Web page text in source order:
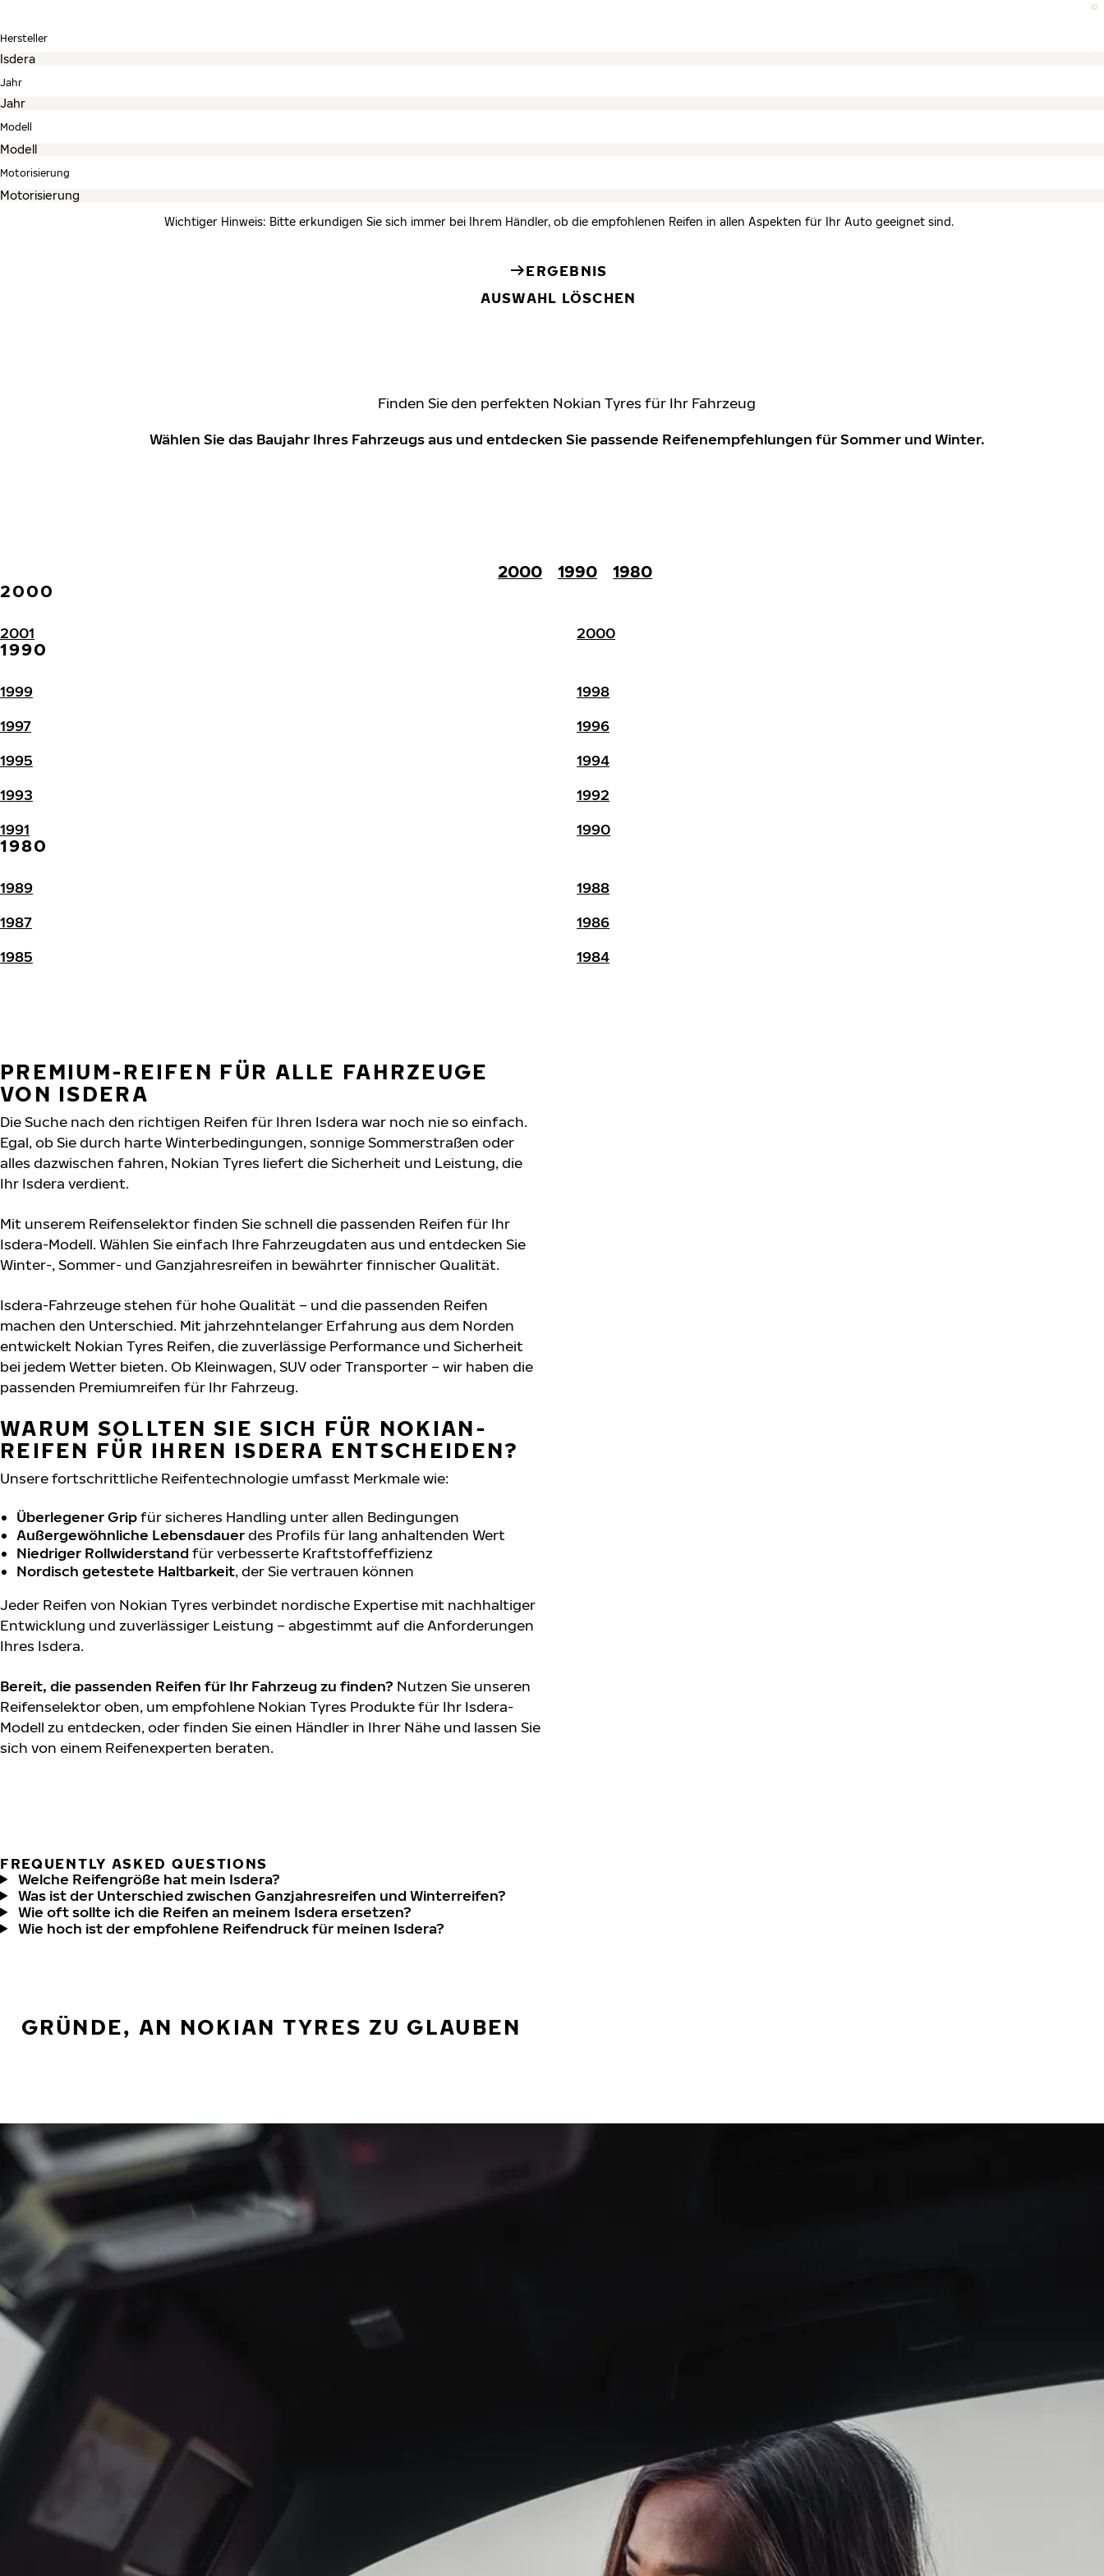
Hersteller
Jahr
Modell
Motorisierung
Wichtiger Hinweis: Bitte erkundigen Sie sich immer bei Ihrem Händler, ob die empfohlenen Reifen in allen Aspekten für Ihr Auto geeignet sind.
ERGEBNIS
AUSWAHL LÖSCHEN
Finden Sie den perfekten Nokian Tyres für Ihr Fahrzeug
Wählen Sie das Baujahr Ihres Fahrzeugs aus und entdecken Sie passende Reifenempfehlungen für Sommer und Winter.
2000 1990
1980
2000
2001 2000
1990
1999
1998
1997
1996
1995
1994
1993
1992
1991
1990
1980
1989
1988
1987
1986
1985
1984
PREMIUM-REIFEN FÜR ALLE FAHRZEUGE
VON ISDERA
Die Suche nach den richtigen Reifen für Ihren Isdera war noch nie so einfach.
Egal, ob Sie durch harte Winterbedingungen, sonnige Sommerstraßen oder
alles dazwischen fahren, Nokian Tyres liefert die Sicherheit und Leistung, die
Ihr Isdera verdient.
Mit unserem Reifenselektor finden Sie schnell die passenden Reifen für Ihr
Isdera-Modell. Wählen Sie einfach Ihre Fahrzeugdaten aus und entdecken Sie
Winter-, Sommer- und Ganzjahresreifen in bewährter finnischer Qualität.
Isdera-Fahrzeuge stehen für hohe Qualität – und die passenden Reifen
machen den Unterschied. Mit jahrzehntelanger Erfahrung aus dem Norden
entwickelt Nokian Tyres Reifen, die zuverlässige Performance und Sicherheit
bei jedem Wetter bieten. Ob Kleinwagen, SUV oder Transporter – wir haben die
passenden Premiumreifen für Ihr Fahrzeug.
WARUM SOLLTEN SIE SICH FÜR NOKIAN-
REIFEN FÜR IHREN ISDERA ENTSCHEIDEN?
Unsere fortschrittliche Reifentechnologie umfasst Merkmale wie:
Überlegener Gripfür sicheres Handling unter allen Bedingungen
Außergewöhnliche Lebensdauerdes Profils für lang anhaltenden Wert
Niedriger Rollwiderstand für verbesserte Kraftstoffeffizienz
Nordisch getestete Haltbarkeit, der Sie vertrauen können
Jeder Reifen von Nokian Tyres verbindet nordische Expertise mit nachhaltiger
Entwicklung und zuverlässiger Leistung – abgestimmt auf die Anforderungen
Ihres Isdera.
Bereit, die passenden Reifen für Ihr Fahrzeug zu finden? Nutzen Sie unseren
Reifenselektor oben, um empfohlene Nokian Tyres Produkte für Ihr Isdera-
Modell zu entdecken, oder finden Sie einen Händler in Ihrer Nähe und lassen Sie
sich von einem Reifenexperten beraten.
FREQUENTLY ASKED QUESTIONS
Welche Reifengröße hat mein Isdera?
Was ist der Unterschied zwischen Ganzjahresreifen und Winterreifen?
Wie oft sollte ich die Reifen an meinem Isdera ersetzen?
Wie hoch ist der empfohlene Reifendruck für meinen Isdera?
GRÜNDE, AN NOKIAN TYRES ZU GLAUBEN